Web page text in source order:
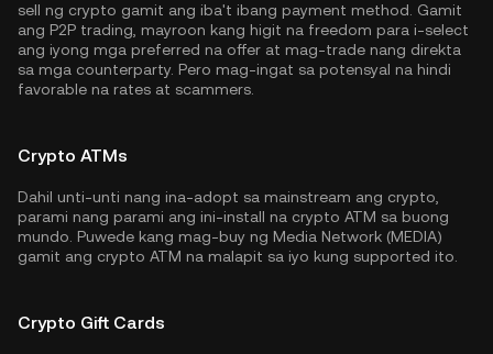
sell ng crypto gamit ang iba't ibang payment method. Gamit
ang P2P trading, mayroon kang higit na freedom para i-select
ang iyong mga preferred na offer at mag-trade nang direkta
sa mga counterparty. Pero mag-ingat sa potensyal na hindi
favorable na rates at scammers.
Crypto ATMs
Dahil unti-unti nang ina-adopt sa mainstream ang crypto,
parami nang parami ang ini-install na crypto ATM sa buong
mundo. Puwede kang mag-buy ng Media Network (MEDIA)
gamit ang crypto ATM na malapit sa iyo kung supported ito.
Crypto Gift Cards